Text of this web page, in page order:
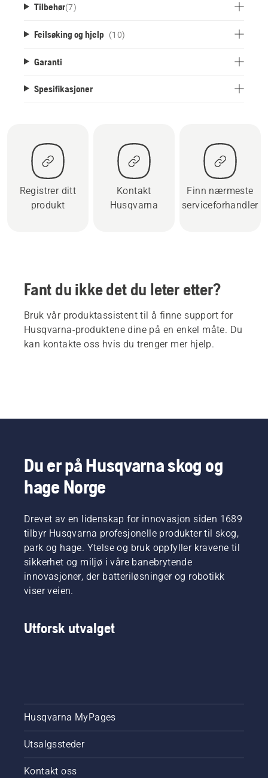
Tilbehør(7)
Feilsøking og hjelp (10)
Garanti
Spesifikasjoner
Registrer ditt
produkt
Kontakt
Husqvarna
Finn nærmeste
serviceforhandler
Fant du ikke det du leter etter?
Bruk vår produktassistent til å finne support for
Husqvarna-produktene dine på en enkel måte. Du
kan kontakte oss hvis du trenger mer hjelp.
Du er på Husqvarna skog og
hage Norge
Drevet av en lidenskap for innovasjon siden 1689
tilbyr Husqvarna profesjonelle produkter til skog,
park og hage. Ytelse og bruk oppfyller kravene til
sikkerhet og miljø i våre banebrytende
innovasjoner, der batteriløsninger og robotikk
viser veien.
Utforsk utvalget
Husqvarna MyPages
Utsalgssteder
Kontakt oss